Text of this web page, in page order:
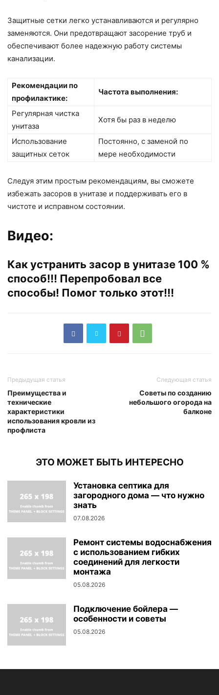
Защитные сетки легко устанавливаются и регулярно
заменяются. Они предотвращают засорение труб и
обеспечивают более надежную работу системы
канализации.
Рекомендации по
профилактике:
Частота выполнения:
Регулярная чистка
унитаза
Хотя бы раз в неделю
Использование
защитных сеток
Постоянно, с заменой по
мере необходимости
Следуя этим простым рекомендациям, вы сможете
избежать засоров в унитазе и поддерживать его в
чистоте и исправном состоянии.
Видео:
Как устранить засор в унитазе 100 %
способ!!! Перепробовал все
способы! Помог только этот!!!
Предыдущая статья
Преимущества и
технические
характеристики
использования кровли из
профлиста
Следующая статья
Советы по созданию
небольшого огорода на
балконе
ЭТО МОЖЕТ БЫТЬ ИНТЕРЕСНО
Установка септика для
загородного дома — что нужно
знать
07.08.2026
Ремонт системы водоснабжения
с использованием гибких
соединений для легкости
монтажа
05.08.2026
Подключение бойлера —
особенности и советы
05.08.2026